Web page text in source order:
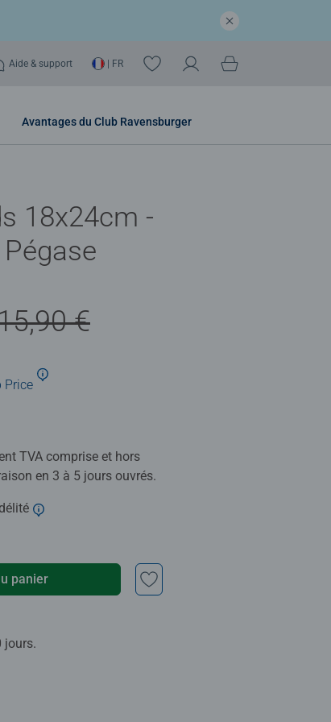
Aide & support | FR
Avantages du Club Ravensburger
18x24cm -
€
Price
TVA comprise et hors
en 3 à 5 jours ouvrés.
panier
jours.